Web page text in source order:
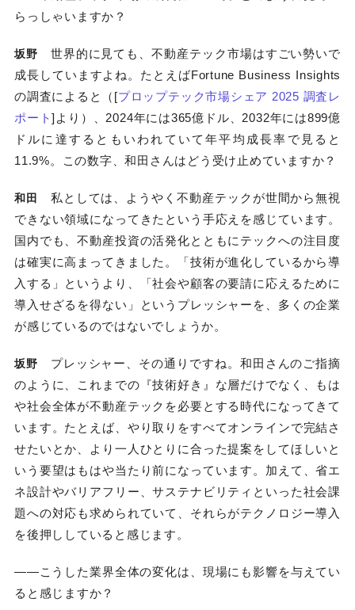
らっしゃいますか？
坂野 世界的に見ても、不動産テック市場はすごい勢いで
成長していますよね。たとえばFortune Business Insights
の調査によると（[プロップテック市場シェア 2025 調査レ
ポート]より）、2024年には365億ドル、2032年には899億
ドルに達するともいわれていて年平均成長率で見ると
11.9%。この数字、和田さんはどう受け止めていますか？
和田
私としては、ようやく不動産テックが世間から無視
できない領域になってきたという手応えを感じています。
国内でも、不動産投資の活発化とともにテックへの注目度
は確実に高まってきました。「技術が進化しているから導
入する」というより、「社会や顧客の要請に応えるために
導入せざるを得ない」というプレッシャーを、多くの企業
が感じているのではないでしょうか。
坂野 プレッシャー、その通りですね。和田さんのご指摘
のように、これまでの『技術好き』な層だけでなく、もは
や社会全体が不動産テックを必要とする時代になってきて
います。たとえば、やり取りをすべてオンラインで完結さ
せたいとか、より一人ひとりに合った提案をしてほしいと
いう要望はもはや当たり前になっています。加えて、省エ
ネ設計やバリアフリー、サステナビリティといった社会課
題への対応も求められていて、それらがテクノロジー導入
を後押ししていると感じます。
――こうした業界全体の変化は、現場にも影響を与えてい
ると感じますか？